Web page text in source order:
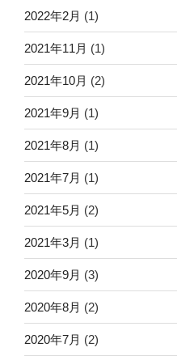
2022年2月 (1)
2021年11月 (1)
2021年10月 (2)
2021年9月 (1)
2021年8月 (1)
2021年7月 (1)
2021年5月 (2)
2021年3月 (1)
2020年9月 (3)
2020年8月 (2)
2020年7月 (2)